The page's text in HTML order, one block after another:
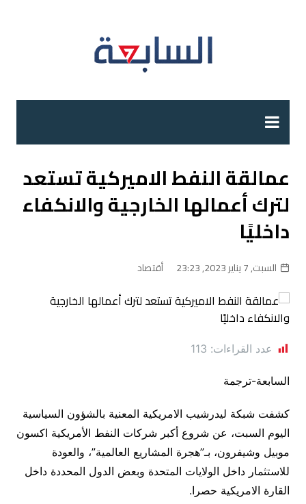
عمالقة النفط الاميركية تستعد
لترك أعمالها الخارجية والانكفاء
داخليًا
السبت, 7 يناير 2023, 23:23 أقتصاد
عدد القراءات: 113
السابعة-ترجمة
كشفت شبكة ليدرشيب الامريكية المعنية بالشؤون السياسية
اليوم السبت، عن شروع أكبر شركات النفط الأمريكية اكسون
موبيل وشيفرون، بـ”هجرة المشاريع العالمية”، والعودة
للاستثمار داخل الولايات المتحدة وبعض الدول المحددة داخل
القارة الامريكية حصرا.